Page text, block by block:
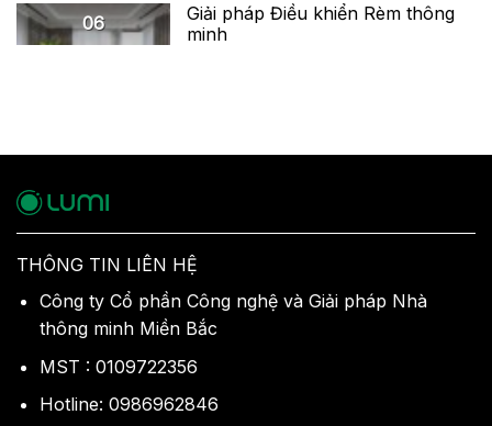
06
Giải pháp Điều khiển Rèm thông
minh
THÔNG TIN LIÊN HỆ
Công ty Cổ phần Công nghệ và Giải pháp Nhà
thông minh Miền Bắc
MST : 0109722356
Hotline: 0986962846